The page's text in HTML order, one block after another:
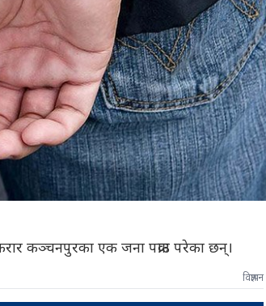
कञ्चनपुरका एक जना पक्राउ परेका छन्।
विज्ञापन